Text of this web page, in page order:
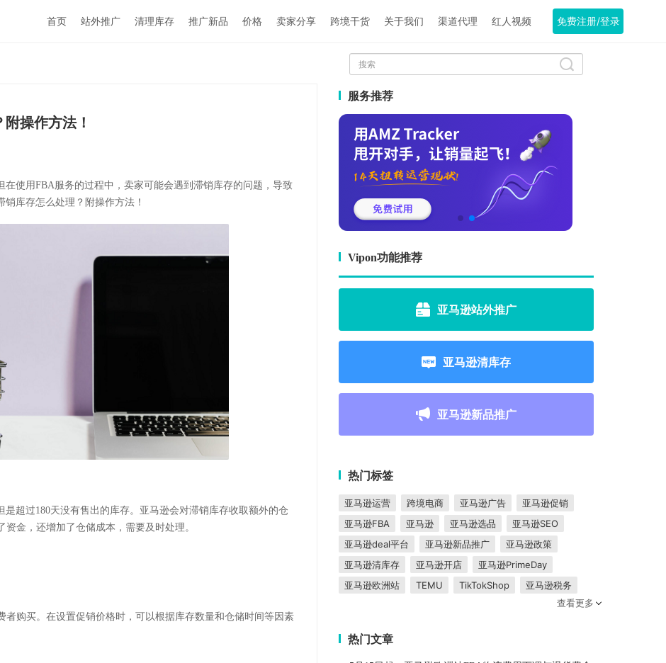
首页 站外推广 清理库存 推广新品 价格 卖家分享 跨境干货 关于我们 渠道代理 红人视频 免费注册/登录
操作方法！
使用FBA服务的过程中，卖家可能会遇到滞销库存的问题，导致
库存怎么处理？附操作方法！
超过180天没有售出的库存。亚马逊会对滞销库存收取额外的仓
金，还增加了仓储成本，需要及时处理。
者购买。在设置促销价格时，可以根据库存数量和仓储时间等因素
服务推荐
Vipon功能推荐
亚马逊站外推广
亚马逊清库存
亚马逊新品推广
热门标签
亚马逊运营 跨境电商 亚马逊广告
亚马逊促销
亚马逊FBA
亚马逊 亚马逊选品
亚马逊SEO
亚马逊deal平台
亚马逊新品推广
亚马逊政策
亚马逊清库存
亚马逊开店
亚马逊PrimeDay
亚马逊欧洲站
TEMU TikTokShop
亚马逊税务
东南亚市场
DeepSeek
查看更多
热门文章